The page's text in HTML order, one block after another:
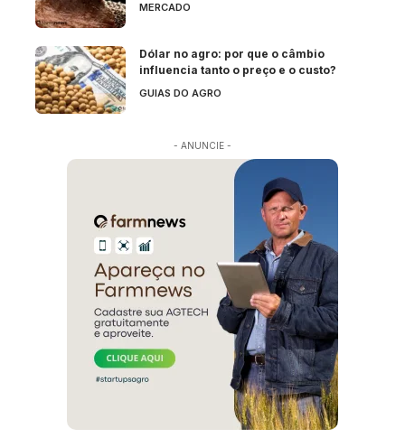
MERCADO
Dólar no agro: por que o câmbio
influencia tanto o preço e o custo?
GUIAS DO AGRO
- ANUNCIE -